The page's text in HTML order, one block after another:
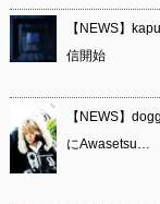
【NEWS】
信開始
【NEWS】
にAwasetsu…